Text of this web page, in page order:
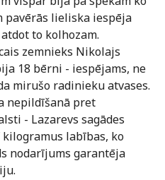
pavērās lieliska iespēja
to kolhozam.
zemnieks Nikolajs
18 bērni - iespējams, ne
mirušo radinieku atvases.
nepildīšanā pret
- Lazarevs sagādes
labības, ko
nodarījums garantēja